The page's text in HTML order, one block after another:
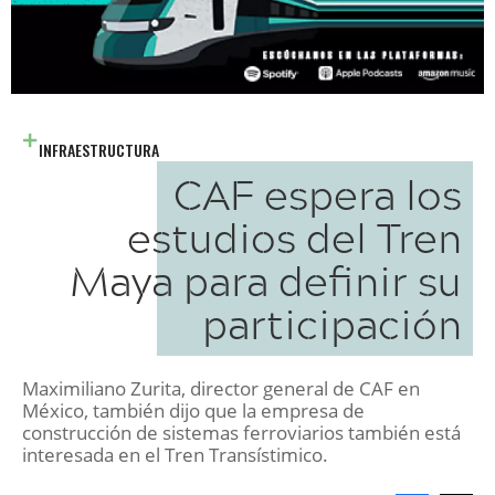
INFRAESTRUCTURA
CAF espera los
estudios del Tren
Maya para definir su
participación
Maximiliano Zurita, director general de CAF en
México, también dijo que la empresa de
construcción de sistemas ferroviarios también está
interesada en el Tren Transístimico.